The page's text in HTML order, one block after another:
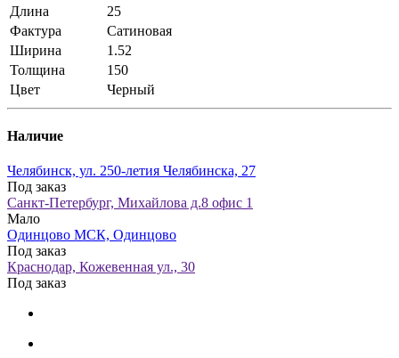
Длина
25
Фактура
Сатиновая
Ширина
1.52
Толщина
150
Цвет
Черный
Наличие
Челябинск, ул. 250-летия Челябинска, 27
Под заказ
Санкт-Петербург, Михайлова д.8 офис 1
Мало
Одинцово МСК, Одинцово
Под заказ
Краснодар, Кожевенная ул., 30
Под заказ